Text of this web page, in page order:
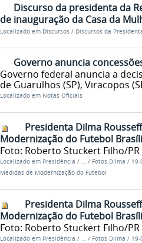
Discurso da presidenta da
de inauguração da Casa da
Localizado em Discursos / Discursos da
Governo anuncia
Governo federal anuncia a
de Guarulhos (SP), Viracopos
Localizado em Notas Oficiais
Presidenta Dilma
Modernização do Futebol
Foto: Roberto Stuckert Filho/PR
Localizado em Presidência / … / Fotos Dilma /
Medidas de Modernização do Futebol
Presidenta Dilma
Modernização do Futebol
Foto: Roberto Stuckert Filho/PR
Localizado em Presidência / … / Fotos Dilma /